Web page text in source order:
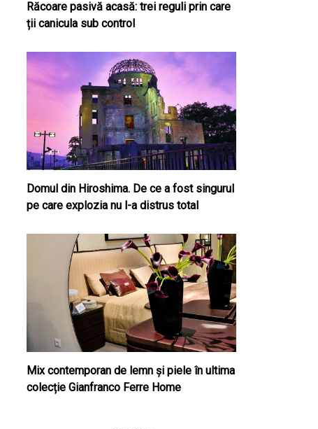
Răcoare pasivă acasă: trei reguli prin care
ții canicula sub control
Domul din Hiroshima. De ce a fost singurul
pe care explozia nu l-a distrus total
Mix contemporan de lemn şi piele în ultima
colecție Gianfranco Ferre Home